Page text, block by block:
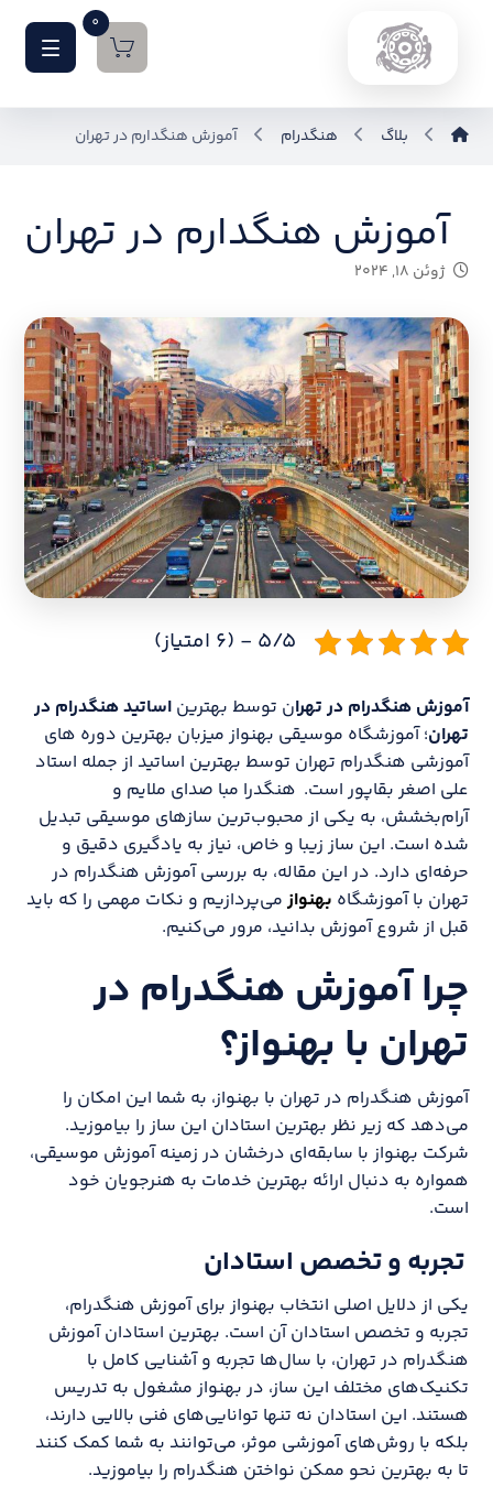
0
بلاگ هنگدرام آموزش هنگدارم در تهران
آموزش هنگدارم در تهران
ژوئن ۱۸, ۲۰۲۴
۵/۵ - (۶ امتیاز)
آموزش هنگدرام در تهران توسط بهتریناساتید هنگدرام در
تهران؛ آموزشگاه موسیقی بهنواز میزبان بهترین دوره های
آموزشی هنگدرام تهران توسط بهترین اساتید از جمله استاد
علی اصغر بقاپور است. هنگدرا مبا صدای ملایم و
آرام‌بخشش، به یکی از محبوب‌ترین سازهای موسیقی تبدیل
شده است. این ساز زیبا و خاص، نیاز به یادگیری دقیق و
حرفه‌ای دارد. در این مقاله، به بررسی آموزش هنگدرام در
تهران با آموزشگاه بهنوازمی‌پردازیم و نکات مهمی را که باید
قبل از شروع آموزش بدانید، مرور می‌کنیم.
چرا آموزش هنگدرام در
تهران با بهنواز؟
آموزش هنگدرام در تهران با بهنواز، به شما این امکان را
می‌دهد که زیر نظر بهترین استادان این ساز را بیاموزید.
شرکت بهنواز با سابقه‌ای درخشان در زمینه آموزش موسیقی،
همواره به دنبال ارائه بهترین خدمات به هنرجویان خود
است.
تجربه و تخصص استادان
یکی از دلایل اصلی انتخاب بهنواز برای آموزش هنگدرام،
تجربه و تخصص استادان آن است. بهترین استادان آموزش
هنگدرام در تهران، با سال‌ها تجربه و آشنایی کامل با
تکنیک‌های مختلف این ساز، در بهنواز مشغول به تدریس
هستند. این استادان نه تنها توانایی‌های فنی بالایی دارند،
بلکه با روش‌های آموزشی موثر، می‌توانند به شما کمک کنند
تا به بهترین نحو ممکن نواختن هنگدرام را بیاموزید.